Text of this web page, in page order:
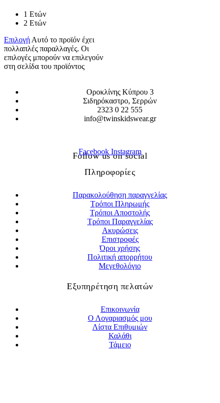
1 Ετών
2 Ετών
Επιλογή Αυτό το προϊόν έχει
πολλαπλές παραλλαγές. Οι
επιλογές μπορούν να επιλεγούν
στη σελίδα του προϊόντος
Οροκλίνης Κύπρου 3
Σιδηρόκαστρο, Σερρών
2323 0 22 555
info@twinskidswear.gr
Follow us on social
Facebook Instagram
Πληροφορίες
Παρακολούθηση παραγγελίας
Τρόποι Πληρωμής
Τρόποι Αποστολής
Τρόποι Παραγγελίας
Ακυρώσεις
Επιστροφές
Όροι χρήσης
Πολιτική απορρήτου
Μεγεθολόγιο
Εξυπηρέτηση πελατών
Επικοινωνία
Ο Λογαριασμός μου
Λίστα Επιθυμιών
Καλάθι
Τάμειο